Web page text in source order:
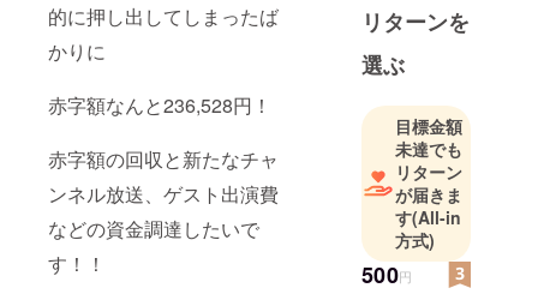
的に押し出してしまったば
かりに
赤字額なんと236,528円！
赤字額の回収と新たなチャ
ンネル放送、ゲスト出演費
などの資金調達したいで
す！！
リターンを
選ぶ
目標金額
未達でも
リターン
が届きま
す(All-in
方式)
500円